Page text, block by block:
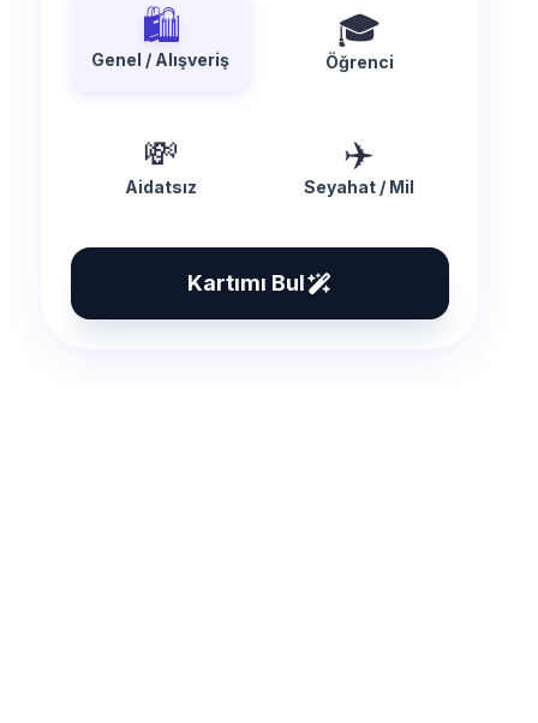
🛍️
Genel / Alışveriş
🎓
Öğrenci
💸
Aidatsız
✈️
Seyahat / Mil
Kartımı Bul